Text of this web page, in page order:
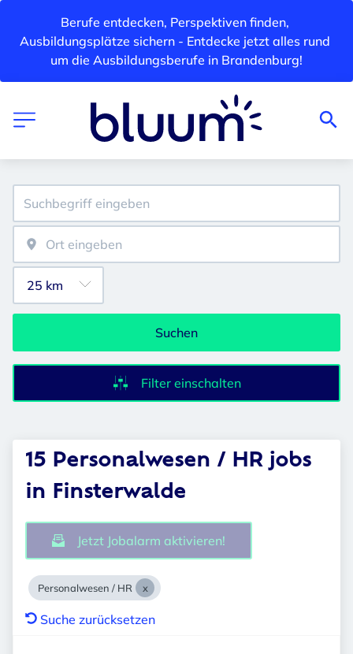
Berufe entdecken, Perspektiven finden,
Ausbildungsplätze sichern - Entdecke jetzt alles rund
um die Ausbildungsberufe in Brandenburg!
Suchen
Filter einschalten
15 Personalwesen / HR jobs
in Finsterwalde
Jetzt Jobalarm aktivieren!
Personalwesen / HR
Suche zurücksetzen